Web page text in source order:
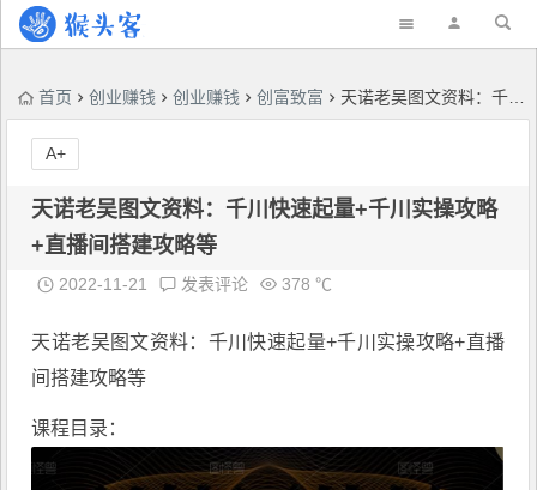
首页 创业赚钱 创业赚钱 创富致富 天诺老吴图文资料：千川快速起量+千川实操攻略+直播间搭建攻略等
天诺老吴图文资料：千川快速起量+千川实操攻略
+直播间搭建攻略等
2022-11-21 发表评论 378 ℃
天诺老吴图文资料： 千川快速起量+千川实操攻略+直播
间搭建攻略等
课程目录：
A+